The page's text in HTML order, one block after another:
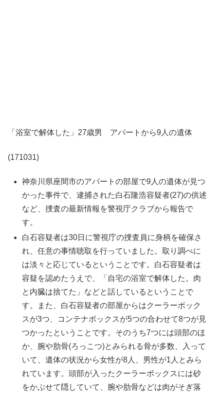
「浴室で解体した」27歳男 アパートから9人の遺体
(171031)
神奈川県座間市のアパートの部屋で9人の遺体が見つ
かった事件で、逮捕された白石隆浩容疑者(27)の供述
など、捜査の最新情報を警視庁クラブから報告で
す。
白石容疑者は30日に警視庁の捜査員に身柄を確保さ
れ、任意の事情聴取を行っていました。取り調べに
は淡々と応じているということです。白石容疑者は
容疑を認めたうえで、「自宅の浴室で解体した。肉
と内臓は捨てた」などと話しているということで
す。また、白石容疑者の部屋からはクーラーボック
スが3つ、コンテナボックスが5つの合わせて8つが見
つかったということです。そのうち7つには頭部のほ
か、腕や肋骨(ろっこつ)とみられる骨が多数、入って
いて、遺体の状況から女性が8人、男性が1人とみら
れています。頭部が入ったクーラーボックスには砂
をかぶせて隠していて、腕や肋骨などは肉がそぎ落